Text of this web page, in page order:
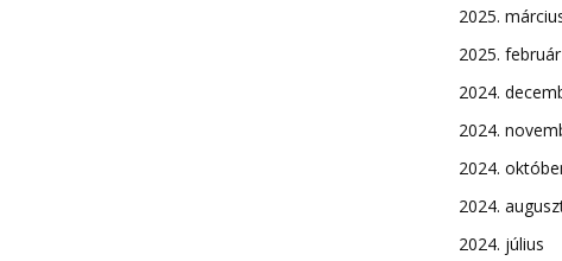
2025.
2025. február
2024.
2024.
2024.
2024.
2024. július